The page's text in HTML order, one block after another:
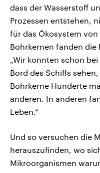
dass der Wasserstoff
Prozessen entstehen,
für das Ökosystem
Bohrkernen fanden
„Wir konnten schon
Bord des Schiffs
Bohrkerne Hunderte
anderen. In anderen
Leben.“
Und so versuchen die
herauszufinden, wo
Mikroorganismen